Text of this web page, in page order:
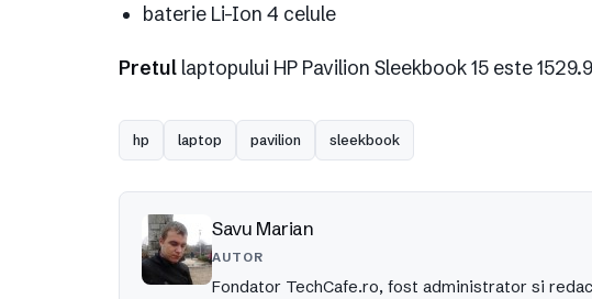
baterie Li-Ion 4 celule
Pretul laptopului HP Pavilion Sleekbook 15 este
hp laptop pavilion sleekbook
Savu Marian
AUTOR
Fondator TechCafe.ro, fost administrator si